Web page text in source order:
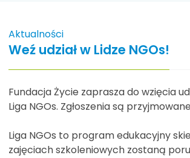
Aktualności
Weź udział w Lidze NGOs!
Fundacja Życie zaprasza do wzięcia
Liga NGOs. Zgłoszenia są
Liga NGOs to program edukacyjny
zajęciach szkoleniowych zostaną